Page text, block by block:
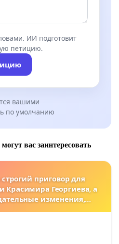
ИИ подготовит
петицию.
вашими
по умолчанию
вас заинтересовать
приговор для
Красимира Георгиева, а
изменения,
против животных!